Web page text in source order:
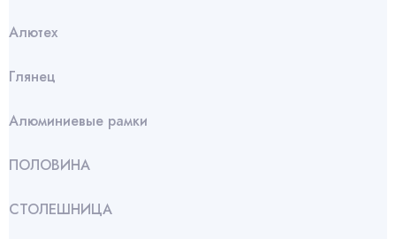
Алютех
Глянец
Алюминиевые рамки
ПОЛОВИНА
СТОЛЕШНИЦА